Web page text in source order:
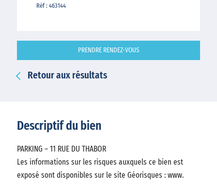
Réf : 463144
PRENDRE RENDEZ-VOUS
Retour aux résultats
Descriptif du bien
PARKING – 11 RUE DU THABOR
Les informations sur les risques auxquels ce bien est
exposé sont disponibles sur le site Géorisques : www.